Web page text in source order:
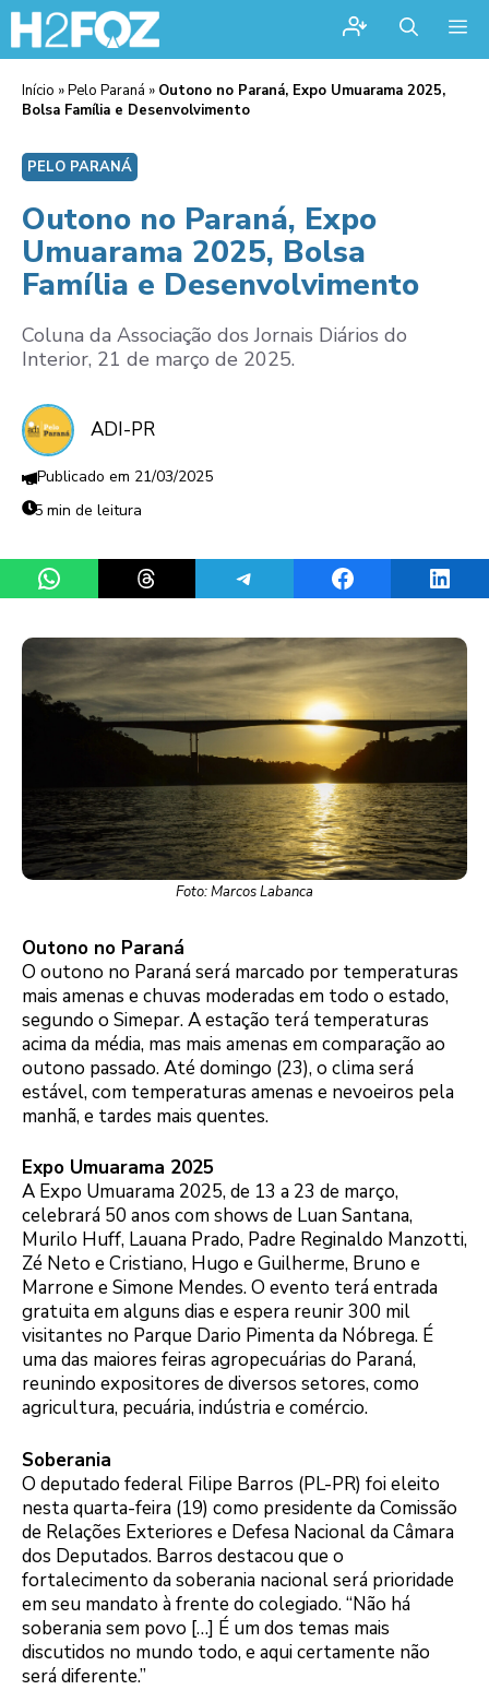
Início »Pelo Paraná » Outono no Paraná, Expo Umuarama 2025,
Bolsa Família e Desenvolvimento
PELO PARANÁ
Outono no Paraná, Expo
Umuarama 2025, Bolsa
Família e Desenvolvimento
Coluna da Associação dos Jornais Diários do
Interior, 21 de março de 2025.
ADI-PR
21/03/2025
5 min de leitura
Share on WhatsAppShare on ThreadsShare on TelegramShare on Facebook
Foto: Marcos Labanca
Outono no Paraná
O outono no Paraná será marcado por temperaturas
mais amenas e chuvas moderadas em todo o estado,
segundo o Simepar. A estação terá temperaturas
acima da média, mas mais amenas em comparação ao
outono passado. Até domingo (23), o clima será
estável, com temperaturas amenas e nevoeiros pela
manhã, e tardes mais quentes.
Expo Umuarama 2025
A Expo Umuarama 2025, de 13 a 23 de março,
celebrará 50 anos com shows de Luan Santana,
Murilo Huff, Lauana Prado, Padre Reginaldo Manzotti,
Zé Neto e Cristiano, Hugo e Guilherme, Bruno e
Marrone e Simone Mendes. O evento terá entrada
gratuita em alguns dias e espera reunir 300 mil
visitantes no Parque Dario Pimenta da Nóbrega. É
uma das maiores feiras agropecuárias do Paraná,
reunindo expositores de diversos setores, como
agricultura, pecuária, indústria e comércio.
Soberania
O deputado federal Filipe Barros (PL-PR) foi eleito
nesta quarta-feira (19) como presidente da Comissão
de Relações Exteriores e Defesa Nacional da Câmara
dos Deputados. Barros destacou que o
fortalecimento da soberania nacional será prioridade
em seu mandato à frente do colegiado. “Não há
soberania sem povo […] É um dos temas mais
discutidos no mundo todo, e aqui certamente não
será diferente.”